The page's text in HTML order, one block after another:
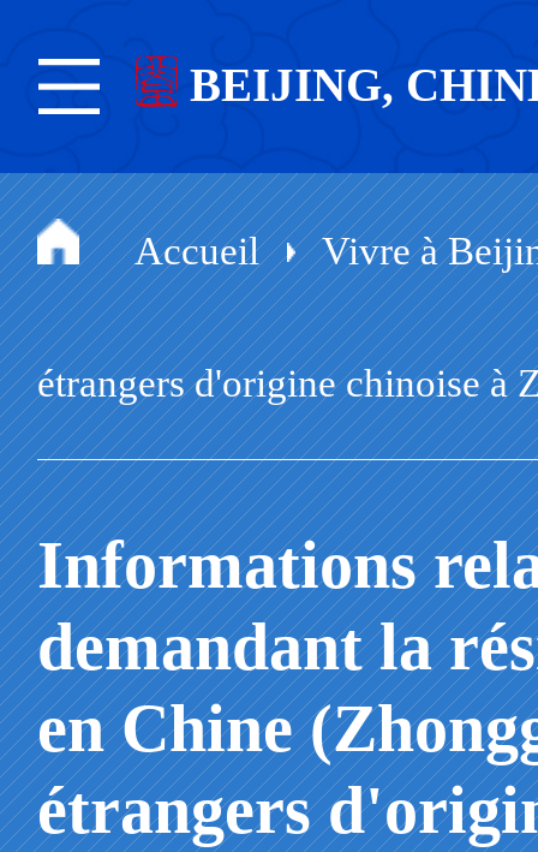
BEIJING,
Accueil Vivre à
étrangers d'origine chinoise à
Informations
demandant la
en Chine
étrangers